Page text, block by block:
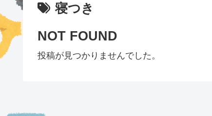
寝つき
NOT FOUND
投稿が見つかりませんでした。